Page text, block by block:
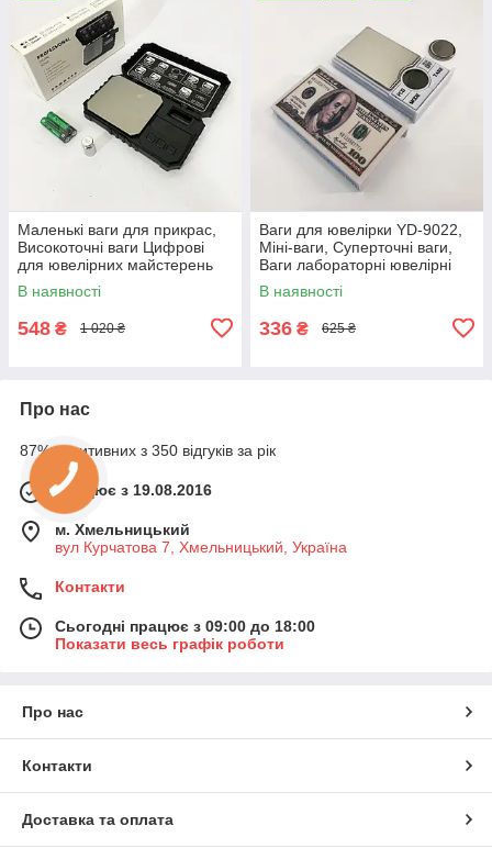
Маленькі ваги для прикрас,
Високоточні ваги Цифрові
для ювелірних майстерень
ZU-13
В наявності
548 ₴ 1 020 ₴
Ваги для ювелірки YD-9022,
Міні-ваги, Суперточні ваги,
Ваги лабораторні ювелірні
компактні золото WD-12
В наявності
336 ₴ 625 ₴
Про нас
87% позитивних з 350 відгуків за рік
Працює з 19.08.2016
м. Хмельницький
вул Курчатова 7, Хмельницький, Україна
Контакти
Сьогодні працює з 09:00 до 18:00
Показати весь графік роботи
Про нас
Контакти
Доставка та оплата